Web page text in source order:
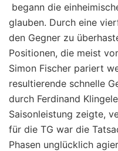
begann die
glauben. Durch eine
den Gegner zu
Positionen, die meist
Simon Fischer pariert
resultierende schnelle
durch Ferdinand
Saisonleistung zeigte,
für die TG war die
Phasen unglücklich